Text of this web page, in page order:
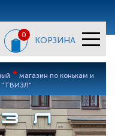
0
КОРЗИНА
* магазин по конькам и
"ТВИЗЛ"